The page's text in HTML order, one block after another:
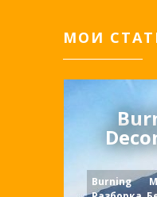
МОИ
Burning